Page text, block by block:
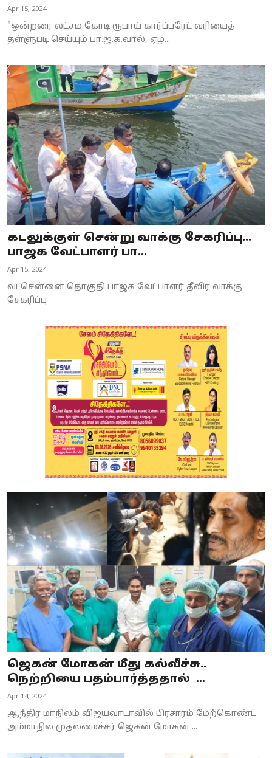
Spirituality
Weather
Politics
Apr 15, 2024
"ஒன்றரை லட்சம் கோடி ரூபாய் கார்ப்பரேட் வரியைத்
தள்ளுபடி செய்யும் பா.ஜ.க.வால், ஏழ...
கடலுக்குள் சென்று வாக்கு சேகரிப்பு...
பாஜக வேட்பாளர் பா...
Apr 15, 2024
வடசென்னை தொகுதி பாஜக வேட்பாளர் தீவிர வாக்கு
சேகரிப்பு
ஜெகன் மோகன் மீது கல்வீச்சு..
நெற்றியை பதம்பார்த்ததால் ...
Apr 14, 2024
ஆந்திர மாநிலம் விஜயவாடாவில் பிரசாரம் மேற்கொண்ட
அம்மாநில முதலமைச்சர் ஜெகன் மோகன் ...